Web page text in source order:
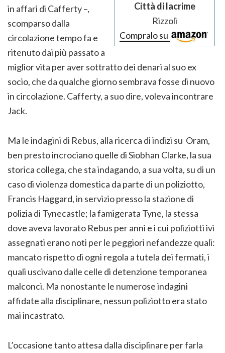
Città di lacrime
Rizzoli
Compralo su
in affari di Cafferty –,
scomparso dalla
circolazione tempo fa e
ritenuto dai più passato a
miglior vita per aver sottratto dei denari al suo ex
socio, che da qualche giorno sembrava fosse di nuovo
in circolazione. Cafferty, a suo dire, voleva incontrare
Jack.
Ma le indagini di Rebus, alla ricerca di indizi su Oram,
ben presto incrociano quelle di Siobhan Clarke, la sua
storica collega, che sta indagando, a sua volta, su di un
caso di violenza domestica da parte di un poliziotto,
Francis Haggard, in servizio presso la stazione di
polizia di Tynecastle; la famigerata Tyne, la stessa
dove aveva lavorato Rebus per anni e i cui poliziotti ivi
assegnati erano noti per le peggiori nefandezze quali:
mancato rispetto di ogni regola a tutela dei fermati, i
quali uscivano dalle celle di detenzione temporanea
malconci. Ma nonostante le numerose indagini
affidate alla disciplinare, nessun poliziotto era stato
mai incastrato.
L’occasione tanto attesa dalla disciplinare per farla